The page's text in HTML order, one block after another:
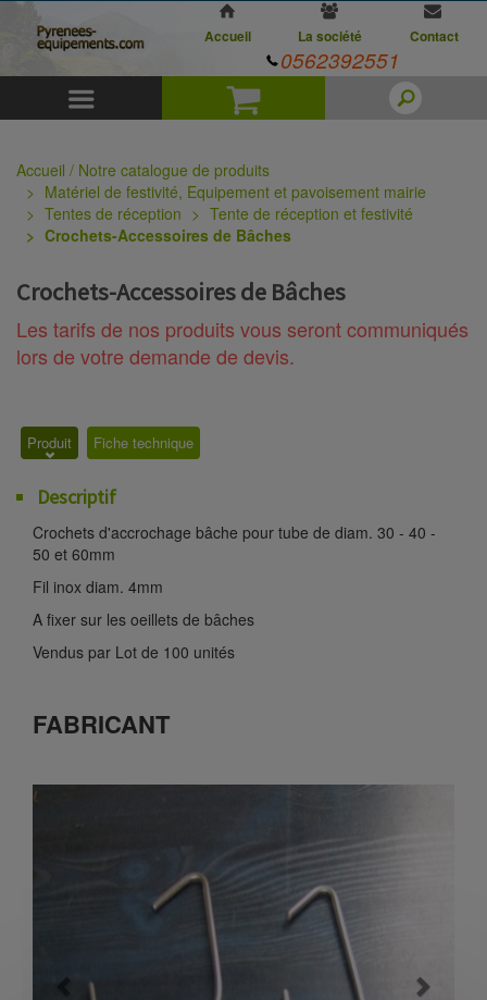
Panier
Accueil La société Contact
0562392551
Accueil / Notre catalogue de produits
Matériel de festivité, Equipement et pavoisement mairie
Tentes de réception
Tente de réception et festivité
Crochets-Accessoires de Bâches
Crochets-Accessoires de Bâches
Les tarifs de nos produits vous seront communiqués
lors de votre demande de devis.
Produit Fiche technique
Descriptif
Crochets d'accrochage bâche pour tube de diam. 30 - 40 -
50 et 60mm
Fil inox diam. 4mm
A fixer sur les oeillets de bâches
Vendus par Lot de 100 unités
FABRICANT
Previous